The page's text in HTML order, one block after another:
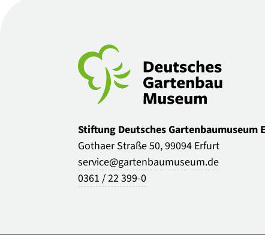
Stiftung Deutsches Gartenbaumuseum
Gothaer Straße 50, 99094 Erfurt
service@gartenbaumuseum.de
0361 / 22 399-0